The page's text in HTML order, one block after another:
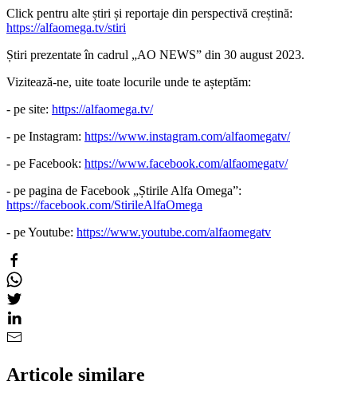
Click pentru alte știri și reportaje din perspectivă creștină:
https://alfaomega.tv/stiri
Știri prezentate în cadrul „AO NEWS” din 30 august 2023.
Vizitează-ne, uite toate locurile unde te așteptăm:
- pe site: https://alfaomega.tv/
- pe Instagram: https://www.instagram.com/alfaomegatv/
- pe Facebook: https://www.facebook.com/alfaomegatv/
- pe pagina de Facebook „Știrile Alfa Omega”:
https://facebook.com/StirileAlfaOmega
- pe Youtube: https://www.youtube.com/alfaomegatv
Articole similare